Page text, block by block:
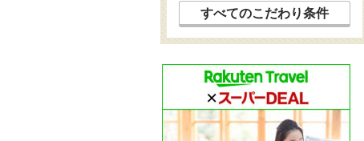
すべてのこだわり条件